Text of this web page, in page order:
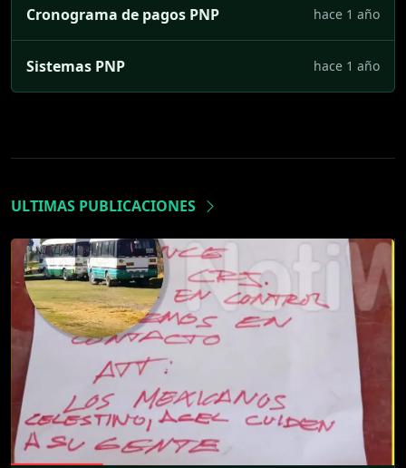
Cronograma de pagos PNP hace 1 año
Sistemas PNP hace 1 año
ULTIMAS PUBLICACIONES